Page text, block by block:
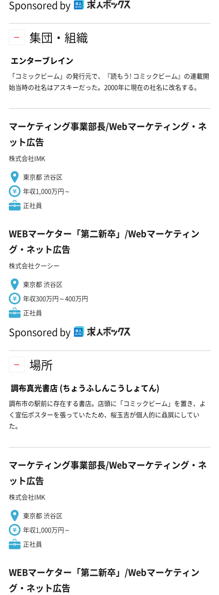
Sponsored by
集団・組織
エンターブレイン
「コミックビーム」の発行元で、『読もう! コミックビーム』の連載開
始当時の社名はアスキーだった。2000年に現在の社名に改名する。
マーケティング事業部長/Webマーケティング・ネ
ット広告
株式会社IMK
東京都 渋谷区
年収1,000万円～
正社員
WEBマーケター「第二新卒」/Webマーケティン
グ・ネット広告
株式会社クーシー
東京都 渋谷区
年収300万円～400万円
正社員
Sponsored by
場所
調布真光書店 (ちょうふしんこうしょてん)
調布市の駅前に存在する書店。店頭に「コミックビーム」を置き、よ
く宣伝ポスターを張っていたため、桜玉吉が個人的に贔屓にしてい
た。
マーケティング事業部長/Webマーケティング・ネ
ット広告
株式会社IMK
東京都 渋谷区
年収1,000万円～
正社員
WEBマーケター「第二新卒」/Webマーケティン
グ・ネット広告